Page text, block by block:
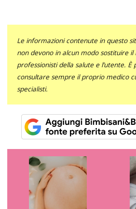
Le informazioni contenute in questo
non devono in alcun modo sostituire
professionisti della salute e l’utente.
consultare sempre il proprio medico
specialisti.